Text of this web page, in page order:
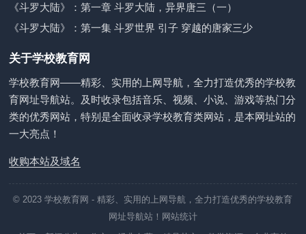
《斗罗大陆》：第一章 斗罗大陆，异界唐三（一）
《斗罗大陆》：第一集 斗罗世界 引子 穿越的唐家三少
关于学校教育网
学校教育网——精彩、实用的上网导航，全力打造优秀的学校教
育网址导航站。及时收录包括音乐、视频、小说、游戏等热门分
类的优秀网站，特别是全面收录学校教育类网站，是本网址站的
一大亮点！
收购本站及域名
© 2023学校教育网 - 精彩、实用的上网导航，全力打造优秀的学校教育
网址导航站！ 网站统计